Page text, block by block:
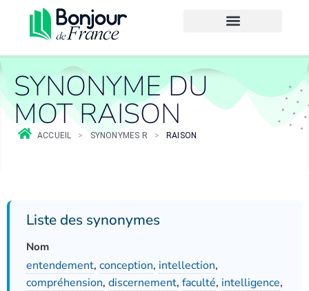
SYNONYME DU
MOT RAISON
ACCUEIL > SYNONYMES R > RAISON
Liste des synonymes
Nom
entendement, conception, intellection,
compréhension, discernement, faculté, intelligence,